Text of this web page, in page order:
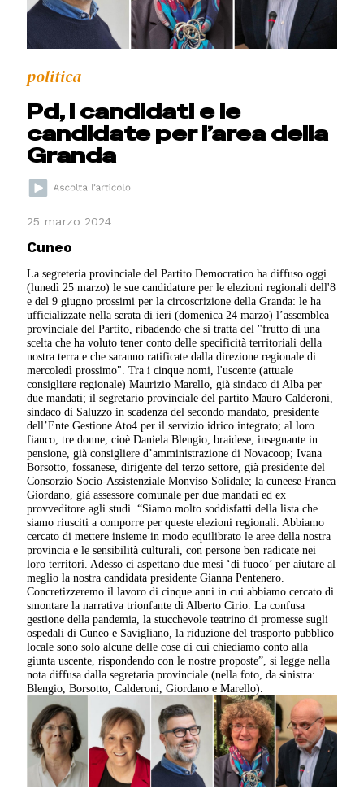
politica
Pd, i candidati e le
candidate per l’area della
Granda
25 marzo 2024
Cuneo
La segreteria provinciale del Partito Democratico ha diffuso oggi
(lunedì 25 marzo) le sue candidature per le elezioni regionali dell'8
e del 9 giugno prossimi per la circoscrizione della Granda: le ha
ufficializzate nella serata di ieri (domenica 24 marzo) l’assemblea
provinciale del Partito, ribadendo che si tratta del "frutto di una
scelta che ha voluto tener conto delle specificità territoriali della
nostra terra e che saranno ratificate dalla direzione regionale di
mercoledì prossimo". Tra i cinque nomi, l'uscente (attuale
consigliere regionale) Maurizio Marello, già sindaco di Alba per
due mandati; il segretario provinciale del partito Mauro Calderoni,
sindaco di Saluzzo in scadenza del secondo mandato, presidente
dell’Ente Gestione Ato4 per il servizio idrico integrato; al loro
fianco, tre donne, cioè Daniela Blengio, braidese, insegnante in
pensione, già consigliere d’amministrazione di Novacoop; Ivana
Borsotto, fossanese, dirigente del terzo settore, già presidente del
Consorzio Socio-Assistenziale Monviso Solidale; la cuneese Franca
Giordano, già assessore comunale per due mandati ed ex
provveditore agli studi. “Siamo molto soddisfatti della lista che
siamo riusciti a comporre per queste elezioni regionali. Abbiamo
cercato di mettere insieme in modo equilibrato le aree della nostra
provincia e le sensibilità culturali, con persone ben radicate nei
loro territori. Adesso ci aspettano due mesi ‘di fuoco’ per aiutare al
meglio la nostra candidata presidente Gianna Pentenero.
Concretizzeremo il lavoro di cinque anni in cui abbiamo cercato di
smontare la narrativa trionfante di Alberto Cirio. La confusa
gestione della pandemia, la stucchevole teatrino di promesse sugli
ospedali di Cuneo e Savigliano, la riduzione del trasporto pubblico
locale sono solo alcune delle cose di cui chiediamo conto alla
giunta uscente, rispondendo con le nostre proposte”, si legge nella
nota diffusa dalla segretaria provinciale (nella foto, da sinistra:
Blengio, Borsotto, Calderoni, Giordano e Marello).